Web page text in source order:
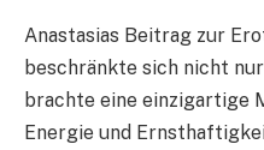
Anastasias Beitrag zur
beschränkte sich nicht
brachte eine einzigartige
Energie und